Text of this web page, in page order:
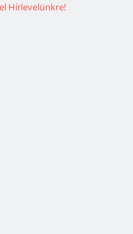
Hírlevelünkre!